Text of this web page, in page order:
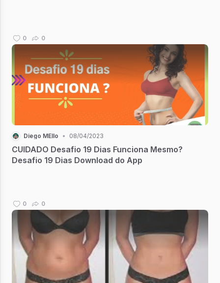
0 0
Diego MEllo • 08/04/2023
CUIDADO Desafio 19 Dias Funciona Mesmo?
Desafio 19 Dias Download do App
0 0